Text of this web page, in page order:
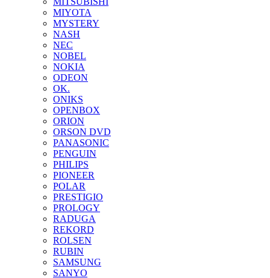
MIYOTA
MYSTERY
NASH
NEC
NOBEL
NOKIA
ODEON
OK.
ONIKS
OPENBOX
ORION
ORSON DVD
PANASONIC
PENGUIN
PHILIPS
PIONEER
POLAR
PRESTIGIO
PROLOGY
RADUGA
REKORD
ROLSEN
RUBIN
SAMSUNG
SANYO